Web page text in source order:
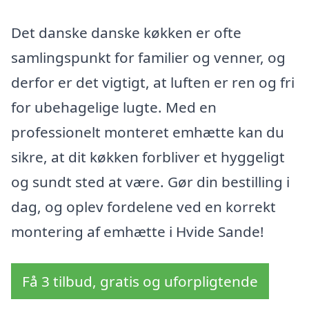
Det danske danske køkken er ofte
samlingspunkt for familier og venner, og
derfor er det vigtigt, at luften er ren og fri
for ubehagelige lugte. Med en
professionelt monteret emhætte kan du
sikre, at dit køkken forbliver et hyggeligt
og sundt sted at være. Gør din bestilling i
dag, og oplev fordelene ved en korrekt
montering af emhætte i Hvide Sande!
Få 3 tilbud, gratis og uforpligtende